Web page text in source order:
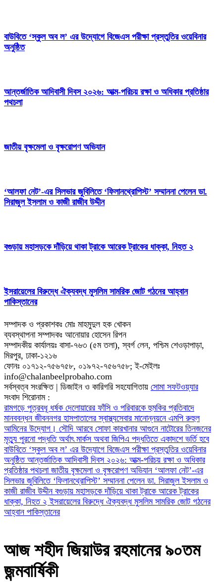
বাউবিতে ‘স্কুল অব ল’ এর উদ্যােগে বিজেএস পরীক্ষা প্রস্তুতির ওয়েবিনার
অনুষ্ঠিত
আন্তর্জাতিক আদিবাসী দিবস ২০২৬: আত্ম-পরিচয় রক্ষা ও অধিকার প্রতিষ্ঠার
পথচলা
জাতীয় বৃক্ষমেলা ও বৃক্ষরোপণ অভিযান
‘আলফা নেট’-এর সিলভার জুবিলিতে ‘ফিলানথ্রোপিস্ট’ সম্মাননা পেলেন ডা.
সিরাজুল ইসলাম ও কাজী রাজীব উদ্দীন
বগুড়ায় মহাসড়কে দাঁড়িয়ে থাকা ট্রাকে আরেক ট্রাকের ধাক্কা, নিহত ২
ইসরায়েলের বিরুদ্ধে ঐক্যবদ্ধ মুসলিম সামরিক জোট গঠনের আহ্বান
পাকিস্তানের
সম্পাদক ও প্রকাশকঃ মোঃ মাহমুদুল হক খোকন
ব্যবস্থাপনা সম্পাদকঃ আনোয়ার হোসেন রিপন
সম্পাদকীয় কার্যালয়ঃ বাসা-৭৬৩ (৫ম তলা), স্বর্গ লেন, পশ্চিম শেওড়াপাড়া,
মিরপুর, ঢাকা-১২১৬
ফোনঃ ০১৭১২-৭৫৬৭৫৮, ০১৯৭২-৭৫৬৭৫৮; ই-মেইলঃ
info@chalanbeelprobaho.com
সর্বস্বত্ব সংরক্ষিত | ডিজাইন ও কারিগরি সহযোগিতায় সোমা সফটওয়্যার
সংবাদ শিরোনাম :
রামগড়ে পুত্রবধূ ধর্ষক দেলোয়ারের ফাঁসি ও পরিবারকে হুমকির প্রতিবাদে
মানববন্ধন জীবননগর হাসপাতালের স্বাস্থ্যসেবার মানোন্নয়নে এমপি রুহুল
আমিনের উদ্যোগ। সৌদি আরবে সোফা কারখানার আগুনে নাটোরের তিনজনের
মৃত্যু পুরনো পদ্ধতি অর্থাৎ মার্কস অথবা জিপিএ পদ্ধতিতে একাদশে ভর্তি হবে
বাউবিতে ‘স্কুল অব ল’ এর উদ্যােগে বিজেএস পরীক্ষা প্রস্তুতির ওয়েবিনার
অনুষ্ঠিত আন্তর্জাতিক আদিবাসী দিবস ২০২৬: আত্ম-পরিচয় রক্ষা ও অধিকার
প্রতিষ্ঠার পথচলা জাতীয় বৃক্ষমেলা ও বৃক্ষরোপণ অভিযান ‘আলফা নেট’-এর
সিলভার জুবিলিতে ‘ফিলানথ্রোপিস্ট’ সম্মাননা পেলেন ডা. সিরাজুল ইসলাম ও
কাজী রাজীব উদ্দীন বগুড়ায় মহাসড়কে দাঁড়িয়ে থাকা ট্রাকে আরেক ট্রাকের
ধাক্কা, নিহত ২ইসরায়েলের বিরুদ্ধে ঐক্যবদ্ধ মুসলিম সামরিক জোট গঠনের
আহ্বান পাকিস্তানের
আজ শহীদ জিয়াউর রহমানের ৯০তম
জন্মবার্ষিকী